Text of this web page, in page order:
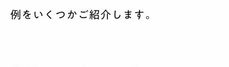
例をいくつかご紹介します。